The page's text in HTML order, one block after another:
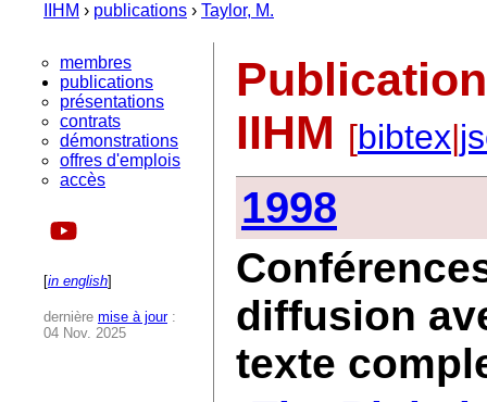
IIHM › publications › Taylor, M.
membres
publications
présentations
contrats
démonstrations
offres d'emplois
accès
[in english]
dernière mise à jour:
04 Nov. 2025
IIHM [bibtex|
1998
diffusion
texte